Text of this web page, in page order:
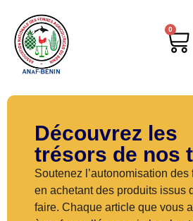
0
Découvrez les
trésors de nos
Soutenez l’autonomisation des
en achetant des produits issus
faire. Chaque article que vous